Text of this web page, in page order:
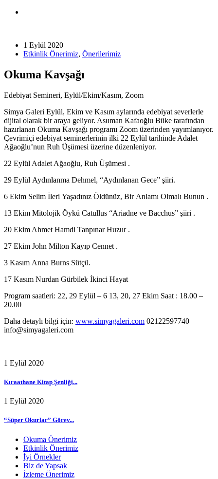
1 Eylül 2020
Etkinlik Önerimiz, Önerilerimiz
Okuma Kavşağı
Edebiyat Semineri, Eylül/Ekim/Kasım, Zoom
Simya Galeri Eylül, Ekim ve Kasım aylarında edebiyat severlerle
dijital olarak bir araya geliyor. Asuman Kafaoğlu Büke tarafından
hazırlanan Okuma Kavşağı programı Zoom üzerinden yayımlanıyor.
Çevrimiçi edebiyat seminerlerinin ilki 22 Eylül tarihinde Adalet
Ağaoğlu’nun Ruh Üşümesi üzerine düzenleniyor.
22 Eylül Adalet Ağaoğlu, Ruh Üşümesi .
29 Eylül Aydınlanma Dehmel, “Aydınlanan Gece” şiiri.
6 Ekim Selim İleri Yaşadınız Öldünüz, Bir Anlamı Olmalı Bunun .
13 Ekim Mitolojik Öykü Catullus “Ariadne ve Bacchus” şiiri .
20 Ekim Ahmet Hamdi Tanpınar Huzur .
27 Ekim John Milton Kayıp Cennet .
3 Kasım Anna Burns Sütçü.
17 Kasım Nurdan Gürbilek İkinci Hayat
Program saatleri: 22, 29 Eylül – 6 13, 20, 27 Ekim Saat : 18.00 –
20.00
Daha detaylı bilgi için: www.simyagaleri.com 02122597740
info@simyagaleri.com
1 Eylül 2020
Kıraathane Kitap Şenliği...
1 Eylül 2020
“Süper Okurlar” Görev...
Okuma Önerimiz
Etkinlik Önerimiz
İyi Örnekler
Biz de Yapsak
İzleme Önerimiz